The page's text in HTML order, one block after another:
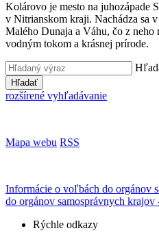
Kolárovo je mesto na juhozápade
v Nitrianskom kraji. Nachádza sa
Malého Dunaja a Váhu, čo z neho
vodným tokom a krásnej prírode.
Hľadať
rozšírené vyhľadávanie
Mapa webu RSS
Informácie o voľbách do orgánov
do orgánov samosprávnych krajov
Rýchle odkazy